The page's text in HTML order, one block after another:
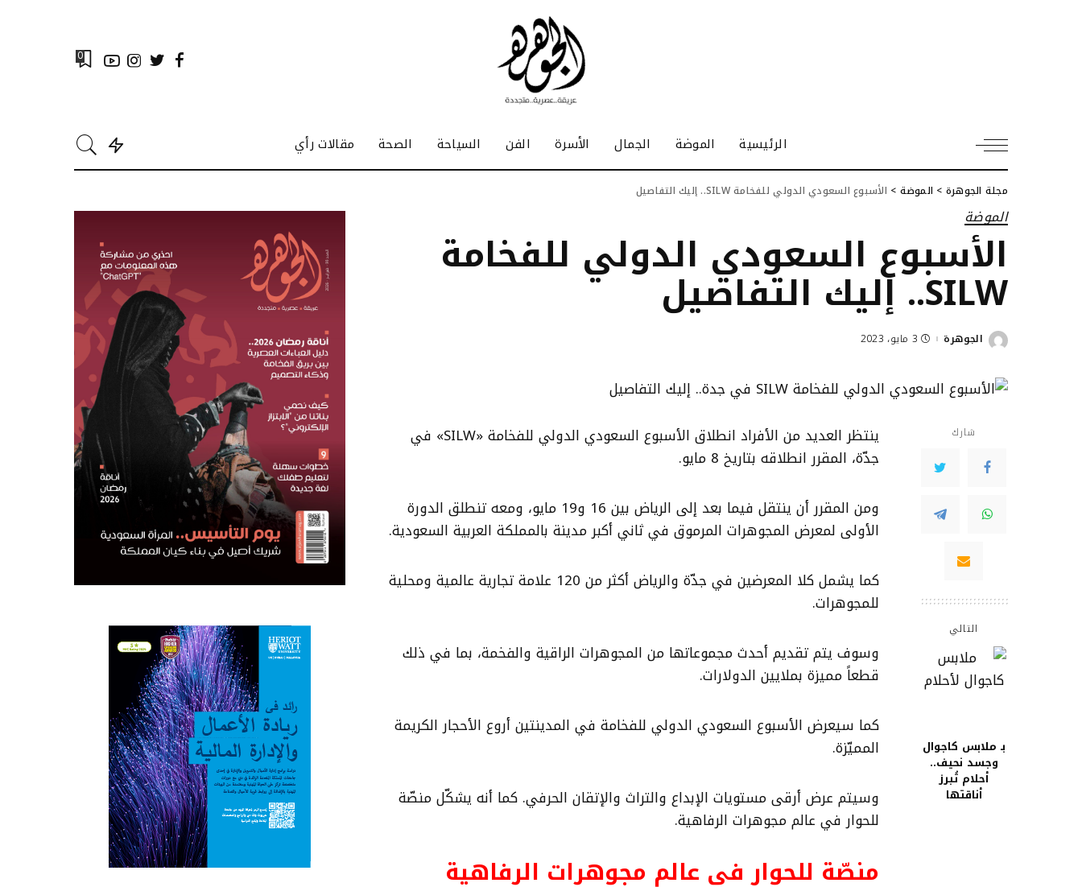
0
الرئيسية الموضة الجمال الأسرة الفن السياحة الصحة مقالات رأي
مجلة الجوهرة > الموضة > الأسبوع السعودي الدولي للفخامة SILW.. إليك التفاصيل
الموضة
الأسبوع السعودي الدولي للفخامة
SILW.. إليك التفاصيل
Posted
الجوهرة 3 مايو، 2023
شارك
التالي
بـ ملابس كاجوال
وجسد نحيف..
أحلام تُبرز
أناقتها
ينتظر العديد من الأفراد انطلاق الأسبوع السعودي الدولي للفخامة «SILW» في
جدّة، المقرر انطلاقه بتاريخ 8 مايو.
ومن المقرر أن ينتقل فيما بعد إلى الرياض بين 16 و19 مايو، ومعه تنطلق الدورة
الأولى لمعرض المجوهرات المرموق في ثاني أكبر مدينة بالمملكة العربية السعودية.
كما يشمل كلا المعرضين في جدّة والرياض أكثر من 120 علامة تجارية عالمية ومحلية
للمجوهرات.
وسوف يتم تقديم أحدث مجموعاتها من المجوهرات الراقية والفخمة، بما في ذلك
قطعاً مميزة بملايين الدولارات.
كما سيعرض الأسبوع السعودي الدولي للفخامة في المدينتين أروع الأحجار الكريمة
المميّزة.
وسيتم عرض أرقى مستويات الإبداع والتراث والإتقان الحرفي. كما أنه يشكّل منصّة
للحوار في عالم مجوهرات الرفاهية.
منصّة للحوار في عالم مجوهرات الرفاهية